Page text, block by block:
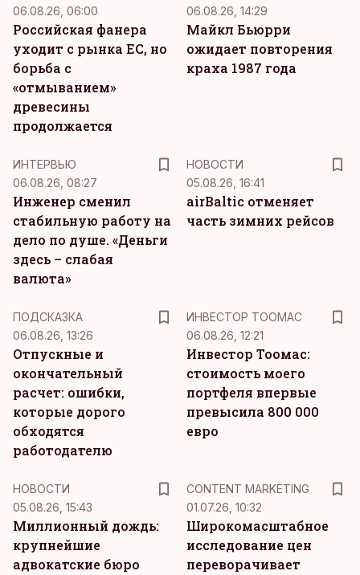
06.08.26, 06:00
Российская фанера
уходит с рынка ЕС, но
борьба с
«отмыванием»
древесины
продолжается
06.08.26, 14:29
Майкл Бьюрри
ожидает повторения
краха 1987 года
ИНТЕРВЬЮ
06.08.26, 08:27
Инженер сменил
стабильную работу на
дело по душе. «Деньги
здесь – слабая
валюта»
НОВОСТИ
05.08.26, 16:41
airBaltic отменяет
часть зимних рейсов
ПОДСКАЗКА
06.08.26, 13:26
Отпускные и
окончательный
расчет: ошибки,
которые дорого
обходятся
работодателю
ИНВЕСТОР ТООМАС
06.08.26, 12:21
Инвестор Тоомас:
стоимость моего
портфеля впервые
превысила 800 000
евро
НОВОСТИ
05.08.26, 15:43
Миллионный дождь:
крупнейшие
адвокатские бюро
CONTENT MARKETING
01.07.26, 10:32
Широкомасштабное
исследование цен
переворачивает